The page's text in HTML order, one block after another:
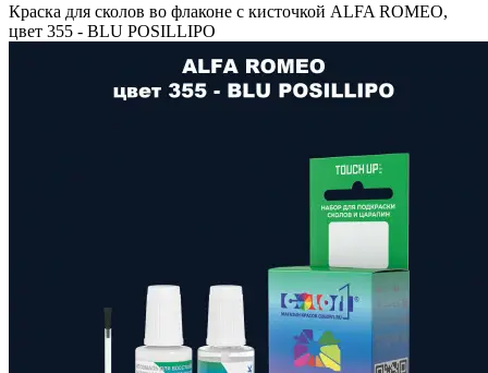
Краска для сколов во флаконе с кисточкой ALFA ROMEO,
цвет 355 - BLU POSILLIPO